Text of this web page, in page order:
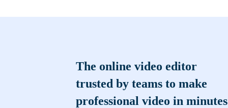
The online video editor
trusted by teams to make
professional video in minutes